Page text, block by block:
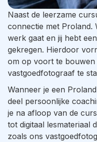
Naast de leerzame
connectie met Proland.
werk gaat en jij hebt
gekregen. Hierdoor
om op voort te bouwen
vastgoedfotograaf te
Wanneer je een
deel persoonlijke
je na afloop van de
tot digitaal lesmateriaal
zoals ons